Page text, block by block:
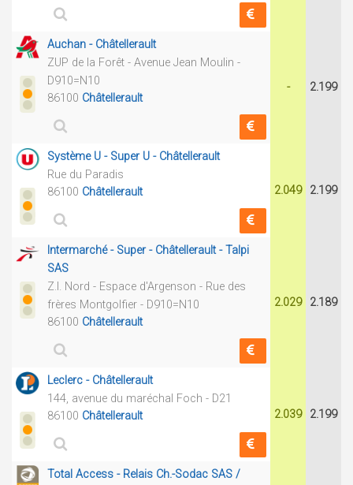
Auchan - Châtellerault
ZUP de la Forêt - Avenue Jean Moulin -
D910=N10
86100 Châtellerault
- 2.199
Système U - Super U - Châtellerault
Rue du Paradis
86100 Châtellerault 2.049 2.199
Intermarché - Super - Châtellerault - Talpi
SAS
Z.I. Nord - Espace d'Argenson - Rue des
frères Montgolfier - D910=N10
86100 Châtellerault
2.029 2.189
Leclerc - Châtellerault
144, avenue du maréchal Foch - D21
86100 Châtellerault 2.039 2.199
Total Access - Relais Ch.-Sodac SAS /